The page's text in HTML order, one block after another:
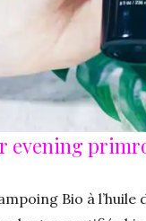
evening
Bio à